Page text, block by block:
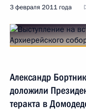
3 февраля 2011 года
Александр
доложили
теракта в